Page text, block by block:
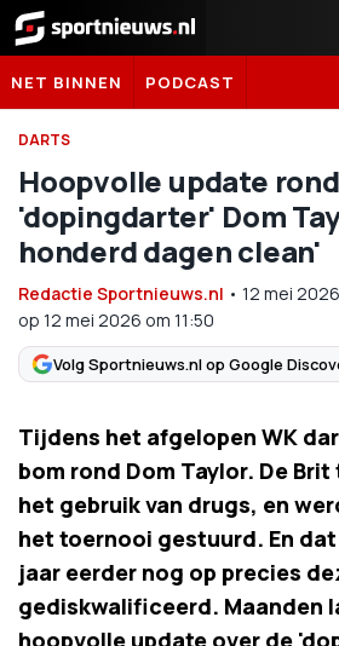
Sportnieuws.nl
NET BINNEN PODCAST
DARTS
Hoopvolle update
'dopingdarter' Dom
honderd dagen clean'
Redactie Sportnieuws.nl • 12 mei 2026
op 12 mei 2026 om 11:50
Volg Sportnieuws.nl op Google
Tijdens het afgelopen WK
bom rond Dom Taylor. De
het gebruik van drugs, en
het toernooi gestuurd. En
jaar eerder nog op precies
gediskwalificeerd. Maanden
hoopvolle update over de